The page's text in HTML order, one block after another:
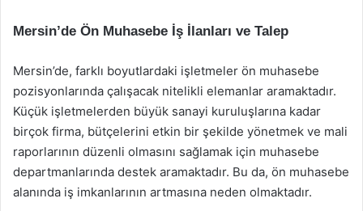
Mersin’de Ön Muhasebe İş İlanları ve Talep
Mersin’de, farklı boyutlardaki işletmeler ön muhasebe
pozisyonlarında çalışacak nitelikli elemanlar aramaktadır.
Küçük işletmelerden büyük sanayi kuruluşlarına kadar
birçok firma, bütçelerini etkin bir şekilde yönetmek ve mali
raporlarının düzenli olmasını sağlamak için muhasebe
departmanlarında destek aramaktadır. Bu da, ön muhasebe
alanında iş imkanlarının artmasına neden olmaktadır.